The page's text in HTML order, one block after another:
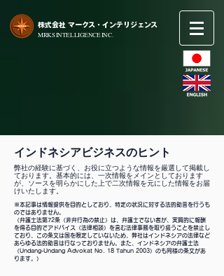
​株式会社 マークス・インテリジェンス
​MRKS INTELLIGENCE INC.
インドネシアビジネスのヒント
弊社の経験に基づく、お役に立つような情報を厳選して掲載し
ております。基本的には、一次情報をメインとしております
が、ソースを明らかにした上で二次情報を元にした情報をお届
けいたします。
※本記事は情報提供を目的としており、特定の状況に対する法的助言を行うも
のではありません。
（弁護士法第72条（非弁行為の禁止）は、弁護士でない者が、実質的に報酬
を得る目的でアドバイス（法律相談）を含む法律事務を取り扱うことを禁止し
ており、この条文は国を限定していないため、弊社はインドネシアの法律など
あらゆる法的助言は行なっておりません。また、インドネシアの弁護士法
（Undang-Undang Advokat No. 18 Tahun 2003）のも同様の条文があ
ります。）